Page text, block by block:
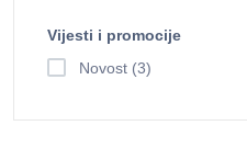
Vijesti i promocije
Novost (3)